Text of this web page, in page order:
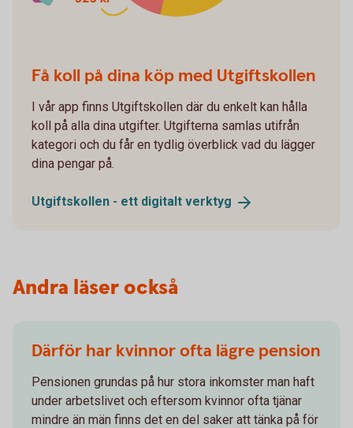
Få koll på dina köp med Utgiftskollen
I vår app finns Utgiftskollen där du enkelt kan hålla
koll på alla dina utgifter. Utgifterna samlas utifrån
kategori och du får en tydlig överblick vad du lägger
dina pengar på.
Utgiftskollen - ett digitalt verktyg
Andra läser också
Därför har kvinnor ofta lägre pension
Pensionen grundas på hur stora inkomster man haft
under arbetslivet och eftersom kvinnor ofta tjänar
mindre än män finns det en del saker att tänka på för